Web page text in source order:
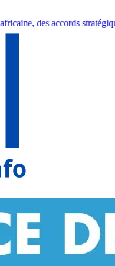
vue.●Franceville : Un